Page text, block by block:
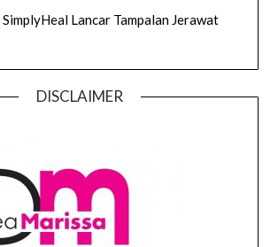
Lancar Tampalan Jerawat
DISCLAIMER